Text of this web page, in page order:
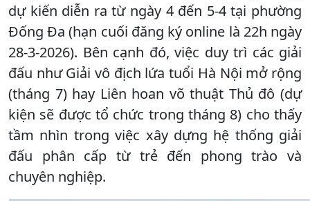
dự kiến diễn ra từ ngày 4 đến 5-4 tại phường
Đống Đa (hạn cuối đăng ký online là 22h ngày
28-3-2026). Bên cạnh đó, việc duy trì các giải
đấu như Giải vô địch lứa tuổi Hà Nội mở rộng
(tháng 7) hay Liên hoan võ thuật Thủ đô (dự
kiện sẽ được tổ chức trong tháng 8) cho thấy
tầm nhìn trong việc xây dựng hệ thống giải
đấu phân cấp từ trẻ đến phong trào và
chuyên nghiệp.